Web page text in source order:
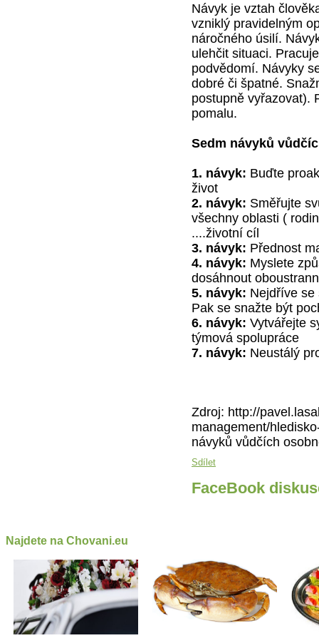
Návyk je vztah
vzniklý pravidelným
náročného úsilí.
ulehčit situaci.
podvědomí. Návyky
dobré či špatné.
postupně vyřazovat).
pomalu.
Sedm návyků
1. návyk: Buďte
život
2. návyk: Směřujte
všechny oblasti (
....životní cíl
3. návyk: Přednost
4. návyk: Myslete
dosáhnout
5. návyk: Nejdříve se
Pak se snažte být
6. návyk: Vytvářejte
týmová spolupráce
7. návyk: Neustálý
Zdroj: http://
management/
návyků vůdčích
Sdílet
FaceBook
Najdete na Chovani.eu